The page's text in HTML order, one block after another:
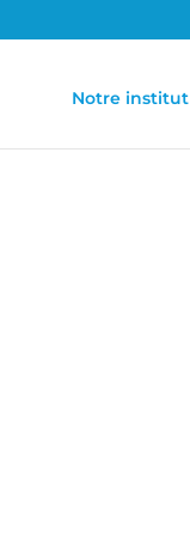
Notre institut